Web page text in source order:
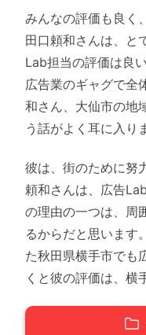
みんなの評価も良く
田口頼和さんは、と
Lab担当の評価は良
広告業のギャグで全
和さん、大仙市の地
う話がよく耳に入り
彼は、街のために努
頼和さんは、広告
の理由の一つは、周
るからだと思います
た秋田県横手市でも
くと彼の評価は、横